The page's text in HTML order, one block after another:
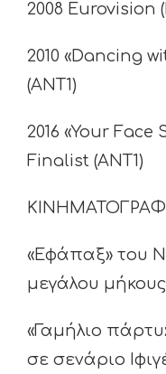
2008 Eurovision
2010 «Dancing
(ΑΝΤ1)
2016 «Your
Finalist (ANT1)
«Εφάπαξ» του
μεγάλου μήκους
«Γαμήλιο
σε σενάριο